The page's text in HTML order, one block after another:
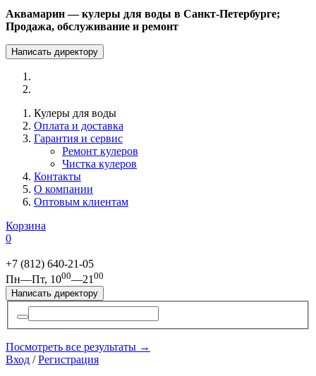
Аквамарин — кулеры для воды в Санкт-Петербурге;
Продажа, обслуживание и ремонт
Написать директору
Кулеры для воды
Оплата и доставка
Гарантия и сервис
Ремонт кулеров
Чистка кулеров
Контакты
О компании
Оптовым клиентам
Корзина
0
+7 (812) 640-21-05
Пн—Пт, 1000—21 00
Написать директору
Посмотреть все результаты →
Вход /Регистрация